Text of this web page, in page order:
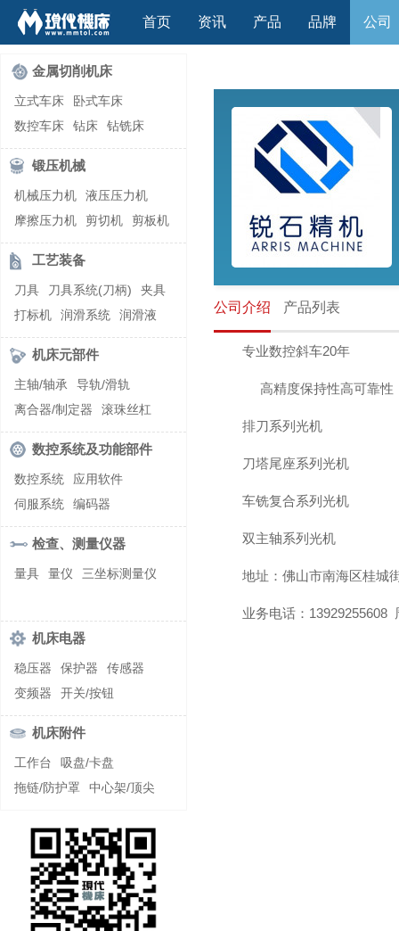
首页 资讯 产品 品牌 公司
金属切削机床
立式车床
卧式车床
数控车床
钻床
钻铣床
立式镗(铣)床
卧式镗(铣)床
龙门铣镗床
立式铣床
卧式铣床
雕刻机
平面磨床
外圆磨床
内圆磨床
龙门磨床
滚齿机\铣齿机
刨床
带锯床
车削加工中心
立式加工中心
卧式加工中心
龙门加工中心
激光快速成型
组合机床
螺纹加工机床
锻压机械
机械压力机
液压压力机
摩擦压力机
剪切机
剪板机
自动锻压机
折弯机
弯管机
快速成型机
工艺装备
刀具 刀具系统(刀柄)
夹具
打标机
润滑系统
润滑液
切削液
刃磨机
机床元部件
主轴/轴承
导轨/滑轨
离合器/制定器
滚珠丝杠
齿轮/减速器
数控系统及功能部件
数控系统
应用软件
伺服系统
编码器
检查、测量仪器
量具 量仪 三坐标测量仪
机床电器
稳压器 保护器
传感器
变频器
开关/按钮
机床附件
工作台
吸盘/卡盘
拖链/防护罩
中心架/顶尖
公司介绍 产品列表
专业数控斜车20年
高精度保持性高可靠性
排刀系列光机
刀塔尾座系列光机
车铣复合系列光机
双主轴系列光机
地址：佛山市南海区桂城
业务电话：13929255608